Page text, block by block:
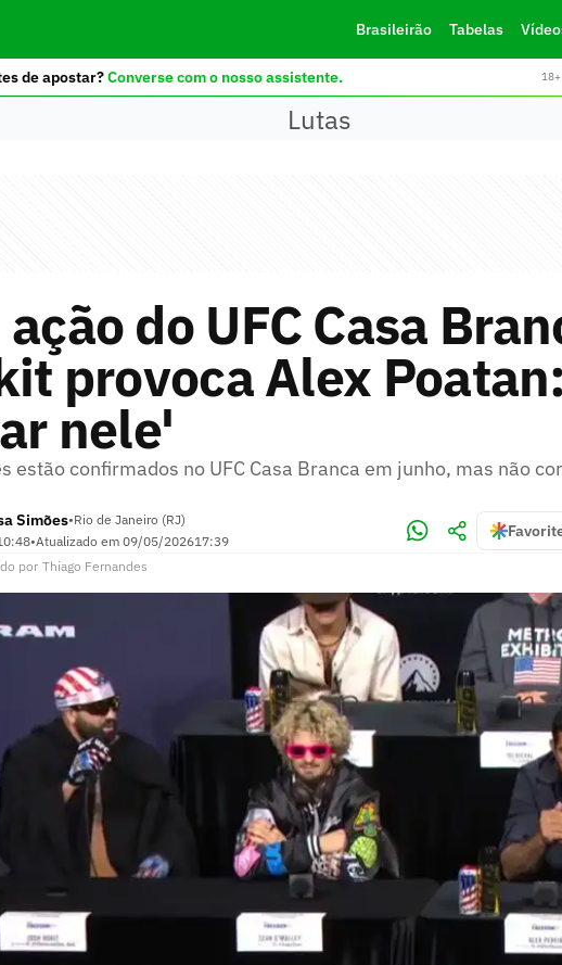
Brasileirão Tabelas
de apostar?Converse com o nosso assistente.
Lutas
ação do UFC Casa
provoca Alex
nele'
estão confirmados no UFC Casa Branca em junho, mas não
Simões•Rio de Janeiro (RJ)
•Atualizado em 09/05/202617:39
por Thiago Fernandes